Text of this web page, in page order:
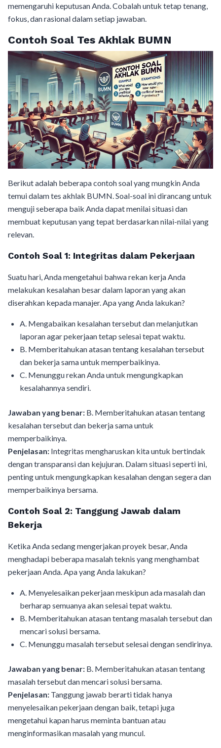
memengaruhi keputusan Anda. Cobalah untuk tetap tenang,
fokus, dan rasional dalam setiap jawaban.
Contoh Soal Tes Akhlak BUMN
Berikut adalah beberapa contoh soal yang mungkin Anda
temui dalam tes akhlak BUMN. Soal-soal ini dirancang untuk
menguji seberapa baik Anda dapat menilai situasi dan
membuat keputusan yang tepat berdasarkan nilai-nilai yang
relevan.
Contoh Soal 1: Integritas dalam Pekerjaan
Suatu hari, Anda mengetahui bahwa rekan kerja Anda
melakukan kesalahan besar dalam laporan yang akan
diserahkan kepada manajer. Apa yang Anda lakukan?
A. Mengabaikan kesalahan tersebut dan melanjutkan
laporan agar pekerjaan tetap selesai tepat waktu.
B. Memberitahukan atasan tentang kesalahan tersebut
dan bekerja sama untuk memperbaikinya.
C. Menunggu rekan Anda untuk mengungkapkan
kesalahannya sendiri.
Jawaban yang benar: B. Memberitahukan atasan tentang
kesalahan tersebut dan bekerja sama untuk
memperbaikinya.
Penjelasan: Integritas mengharuskan kita untuk bertindak
dengan transparansi dan kejujuran. Dalam situasi seperti ini,
penting untuk mengungkapkan kesalahan dengan segera dan
memperbaikinya bersama.
Contoh Soal 2: Tanggung Jawab dalam
Bekerja
Ketika Anda sedang mengerjakan proyek besar, Anda
menghadapi beberapa masalah teknis yang menghambat
pekerjaan Anda. Apa yang Anda lakukan?
A. Menyelesaikan pekerjaan meskipun ada masalah dan
berharap semuanya akan selesai tepat waktu.
B. Memberitahukan atasan tentang masalah tersebut dan
mencari solusi bersama.
C. Menunggu masalah tersebut selesai dengan sendirinya.
Jawaban yang benar: B. Memberitahukan atasan tentang
masalah tersebut dan mencari solusi bersama.
Penjelasan: Tanggung jawab berarti tidak hanya
menyelesaikan pekerjaan dengan baik, tetapi juga
mengetahui kapan harus meminta bantuan atau
menginformasikan masalah yang muncul.